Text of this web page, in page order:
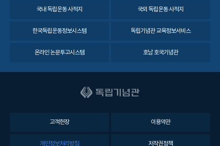
국내 독립운동 사적지 국외 독립운동 사적지
한국독립운동정보시스템 독립기념관 교육정보서비스
온라인 논문투고시스템 호남 호국기념관
고객헌장 이용약관
개인정보처리방침 저작권정책